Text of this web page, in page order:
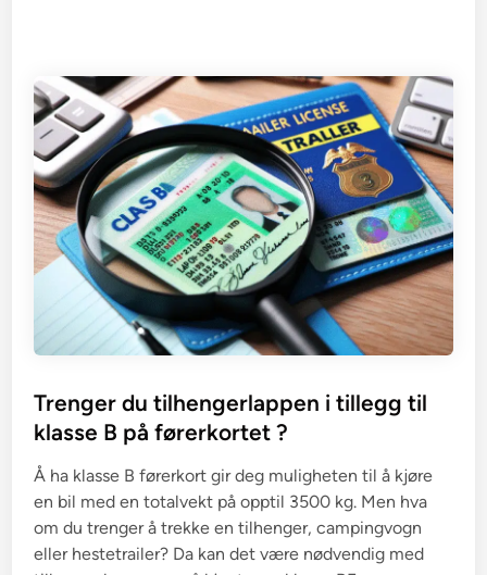
Trenger du tilhengerlappen i tillegg til
klasse B på førerkortet ?
Å ha klasse B førerkort gir deg muligheten til å kjøre
en bil med en totalvekt på opptil 3500 kg. Men hva
om du trenger å trekke en tilhenger, campingvogn
eller hestetrailer? Da kan det være nødvendig med